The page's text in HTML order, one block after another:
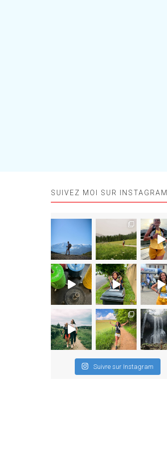
SUIVEZ MOI SUR INSTAGRAM
Suivre sur Instagram